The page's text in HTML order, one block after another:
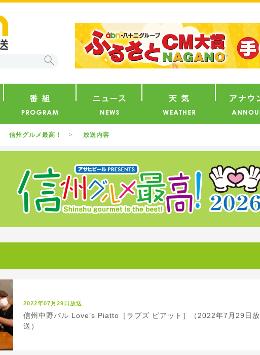
信州グルメ最高！ 放送内容
2022年07月29日放送
信州中野バル Love’s Piatto［ラブズ ピアット］（2022年7月29日放
送）